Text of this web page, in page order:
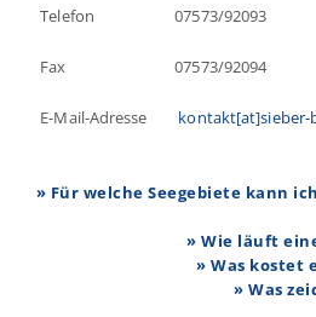
Telefon 07573/92093
Fax 07573/92094
E-Mail-Adresse kontakt[at]sieber-
» Für welche Seegebiete kann
» Wie läuft
» Was kostet
» Was